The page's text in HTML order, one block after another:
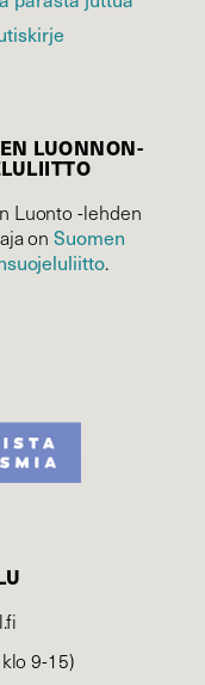
LUONNON­
Luonto -lehden
onSuomen
.
9-15)